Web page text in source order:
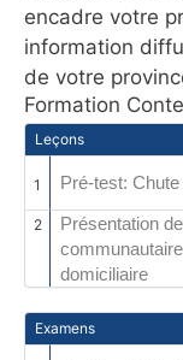
encadre votre
information
de votre
Formation
Leçons
1 Pré-test:
2
Présentation
domiciliaire
Examens